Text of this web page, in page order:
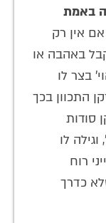
באמת
אין רק
באהבה או
בצר לו
התכוון בכך
סודות
לו
רוח
כדרך